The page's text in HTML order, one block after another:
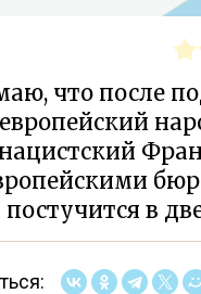
что после
европейский
нацистский
постучится в